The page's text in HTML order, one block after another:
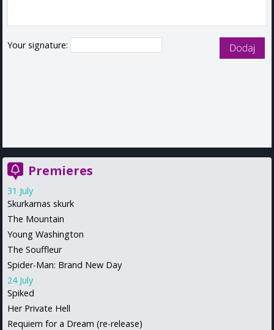
Your signature:
Premieres
31 July
Skurkarnas skurk
The Mountain
Young Washington
The Souffleur
Spider-Man: Brand New Day
24 July
Spiked
Her Private Hell
Requiem for a Dream (re-release)